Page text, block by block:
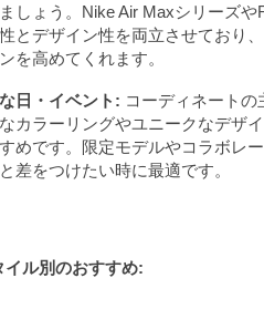
しょう。Nike Air Maxシリーズや
とデザイン性を両立させており
を高めてくれます。
日・イベント: コーディネート
カラーリングやユニークなデザ
めです。限定モデルやコラボレ
差をつけたい時に最適です。
イル別のおすすめ: